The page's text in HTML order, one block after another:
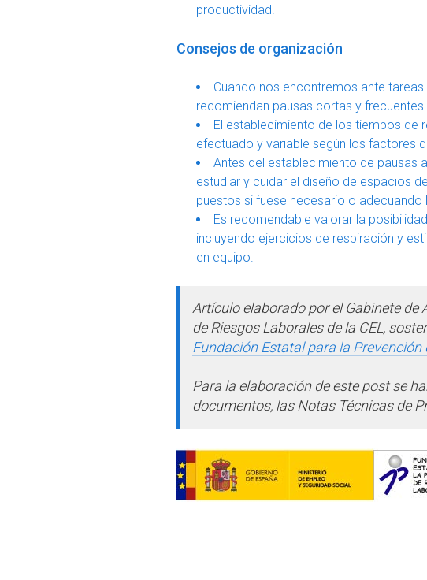
productividad.
Consejos de organización
Cuando nos encontremos ante
recomiendan pausas cortas y frecuentes.
El establecimiento de los tiempos de
efectuado y variable según los factores
Antes del establecimiento de pausas
estudiar y cuidar el diseño de espacios
puestos si fuese necesario o adecuando
Es recomendable valorar la
incluyendo ejercicios de respiración y
en equipo.
Artículo elaborado por el Gabinete de
de Riesgos Laborales de la CEL,
Fundación Estatal para la Prevención
Para la elaboración de este post se
documentos, las Notas Técnicas de